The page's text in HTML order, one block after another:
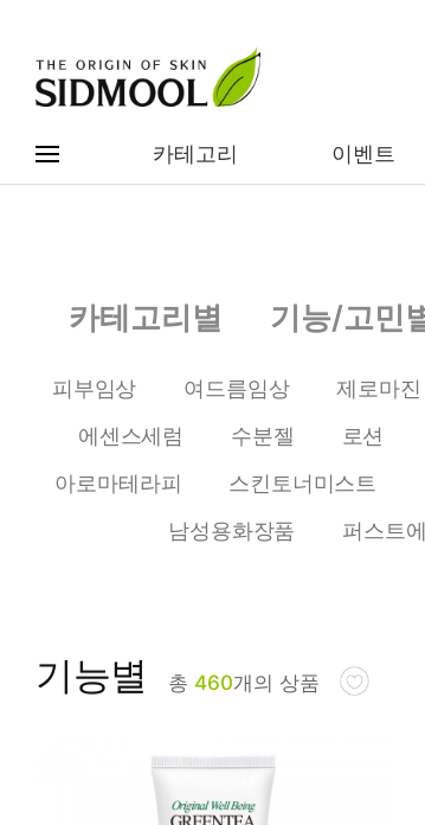
카테고리 이벤트
카테고리별
성분별
베스트
이벤트
임상별
카테고리별 기능/고민
피부임상 여드름임상 제로마진
에센스세럼
수분젤 로션
아로마테라피
스킨토너미스트
남성용화장품
퍼스트
기능별 총 460개의 상품